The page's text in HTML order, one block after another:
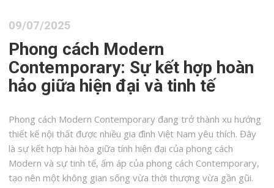
09/07/2025
Phong cách Modern
Contemporary: Sự kết hợp hoàn
hảo giữa hiện đại và tinh tế
Phong cách Modern Contemporary đang trở thành xu hướng
thiết kế nội thất được nhiều gia đình Việt Nam yêu thích. Đây
là sự kết hợp hài hòa giữa tính hiện đại của phong cách
Modern và sự tinh tế, ấm áp của phong cách Contemporary,
tạo nên một không gian sống vừa thời thượng vừa gần gũi.